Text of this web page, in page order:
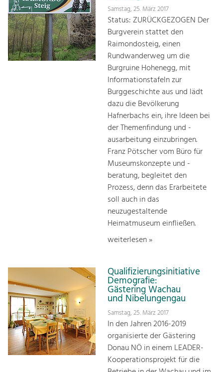
Kunst & Kultur
Handwerk, Wissenschaft und Forschung.
Soziales, Bildung &
Gleichberechtigung, Jugend und
Mobilität & Energie
Steigerung regionaler Wertschöpfung
Samstag, 25. März 2017
Status: ZURÜCKGEZOGEN Der
Burgverein stattet den
Raimondosteig, einen
Rundwanderweg um die
Burgruine Hohenegg, mit
Informationstafeln zur
Burggeschichte aus und lädt
dazu die Bevölkerung
Hafnerbachs ein, ihre Ideen bei
der Themenfindung und -
ausarbeitung einzubringen.
Franz Pötscher vom Büro für
Museumskonzepte und -
beratung, begleitet den
Prozess, denn das Erarbeitete
soll auch in das
neuzugestaltende
Heimatmuseum einfließen.
weiterlesen »
Qualifizierungsinitiative
Demografie:
Gästering Wachau
und Nibelungengau
Samstag, 25. März 2017
In den Jahren 2016-2019
organisierte der Gästering
Donau NÖ in einem LEADER-
Kooperationsprojekt für die